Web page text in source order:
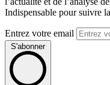
Indispensable pour suivre
Entrez votre email
S'abonner